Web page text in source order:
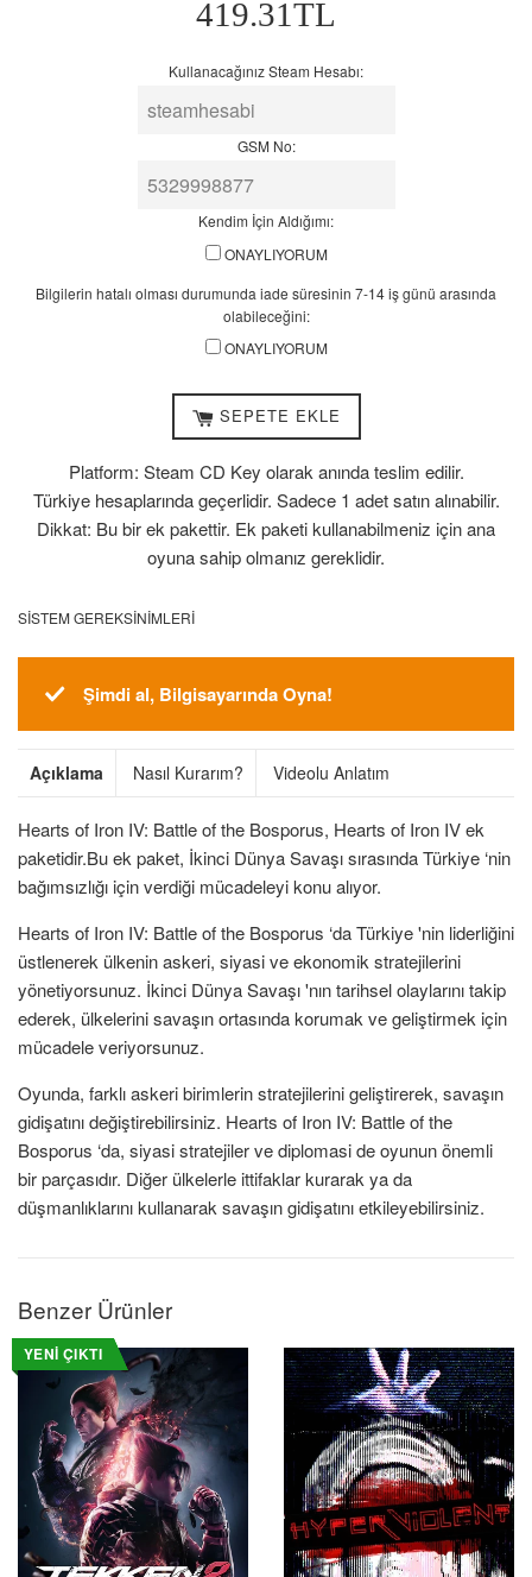
Fiyat
419.31TL
Kullanacağınız Steam Hesabı:
GSM No:
Kendim İçin Aldığımı:
ONAYLIYORUM
Bilgilerin hatalı olması durumunda iade süresinin 7-14 iş günü arasında
olabileceğini:
ONAYLIYORUM
SEPETE EKLE
Platform: Steam CD Key olarak anında teslim edilir.
Türkiye hesaplarında geçerlidir. Sadece 1 adet satın alınabilir.
Dikkat: Bu bir ek pakettir. Ek paketi kullanabilmeniz için ana
oyuna sahip olmanız gereklidir.
SISTEM GEREKSINIMLERI
Şimdi al, Bilgisayarında Oyna!
Açıklama Nasıl Kurarım? Videolu Anlatım
Hearts of Iron IV: Battle of the Bosporus, Hearts of Iron IV ek
paketidir.Bu ek paket, İkinci Dünya Savaşı sırasında Türkiye ‘nin
bağımsızlığı için verdiği mücadeleyi konu alıyor.
Hearts of Iron IV: Battle of the Bosporus ‘da Türkiye 'nin liderliğini
üstlenerek ülkenin askeri, siyasi ve ekonomik stratejilerini
yönetiyorsunuz. İkinci Dünya Savaşı 'nın tarihsel olaylarını takip
ederek, ülkelerini savaşın ortasında korumak ve geliştirmek için
mücadele veriyorsunuz.
Oyunda, farklı askeri birimlerin stratejilerini geliştirerek, savaşın
gidişatını değiştirebilirsiniz. Hearts of Iron IV: Battle of the
Bosporus ‘da, siyasi stratejiler ve diplomasi de oyunun önemli
bir parçasıdır. Diğer ülkelerle ittifaklar kurarak ya da
düşmanlıklarını kullanarak savaşın gidişatını etkileyebilirsiniz.
Benzer Ürünler
YENI ÇIKTI